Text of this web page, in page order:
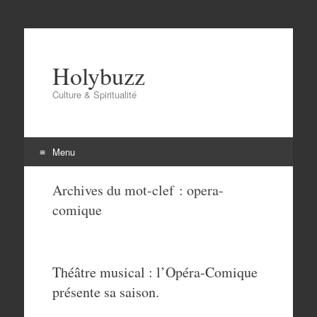
Holybuzz
Culture & Spiritualité
Menu
contenu
Archives du mot-clef : opera-
comique
Théâtre musical : l’Opéra-Comique
présente sa saison.